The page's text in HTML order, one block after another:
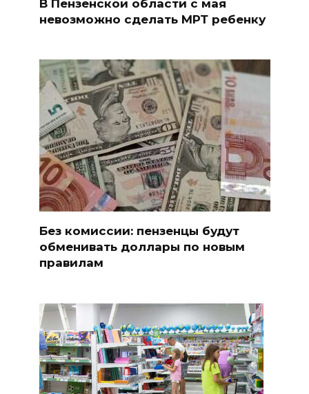
В Пензенской области с мая
невозможно сделать МРТ ребенку
Без комиссии: пензенцы будут
обменивать доллары по новым
правилам